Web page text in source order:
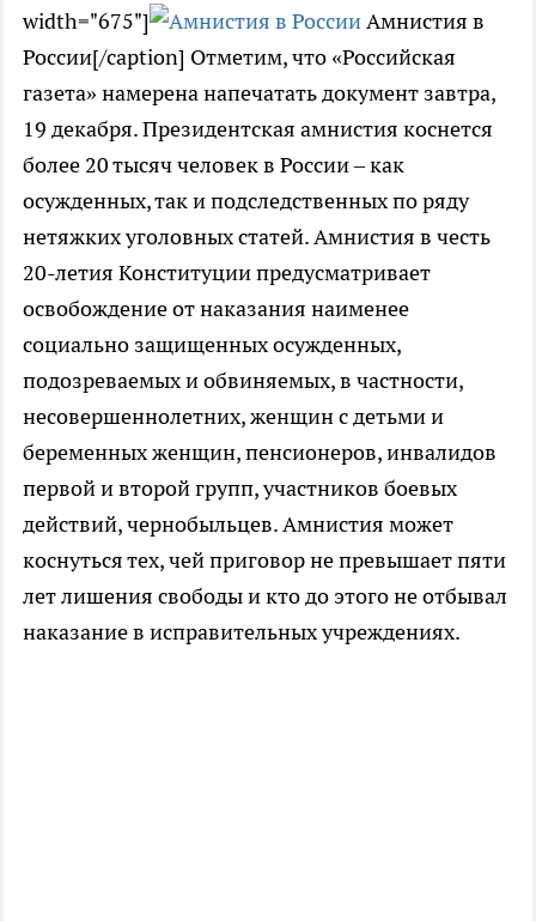
width="675"]
Амнистия в
России[/caption] Отметим, что «Российская
газета» намерена напечатать документ завтра,
19 декабря. Президентская амнистия коснется
более 20 тысяч человек в России – как
осужденных, так и подследственных по ряду
нетяжких уголовных статей. Амнистия в честь
20-летия Конституции предусматривает
освобождение от наказания наименее
социально защищенных осужденных,
подозреваемых и обвиняемых, в частности,
несовершеннолетних, женщин с детьми и
беременных женщин, пенсионеров, инвалидов
первой и второй групп, участников боевых
действий, чернобыльцев. Амнистия может
коснуться тех, чей приговор не превышает пяти
лет лишения свободы и кто до этого не отбывал
наказание в исправительных учреждениях.